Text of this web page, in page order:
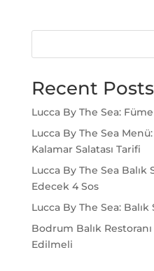
Recent Posts
Lucca By The Sea:
Lucca By The Sea
Kalamar Salatası Tarifi
Lucca By The Sea Balık
Edecek 4 Sos
Lucca By The Sea:
Bodrum Balık
Edilmeli